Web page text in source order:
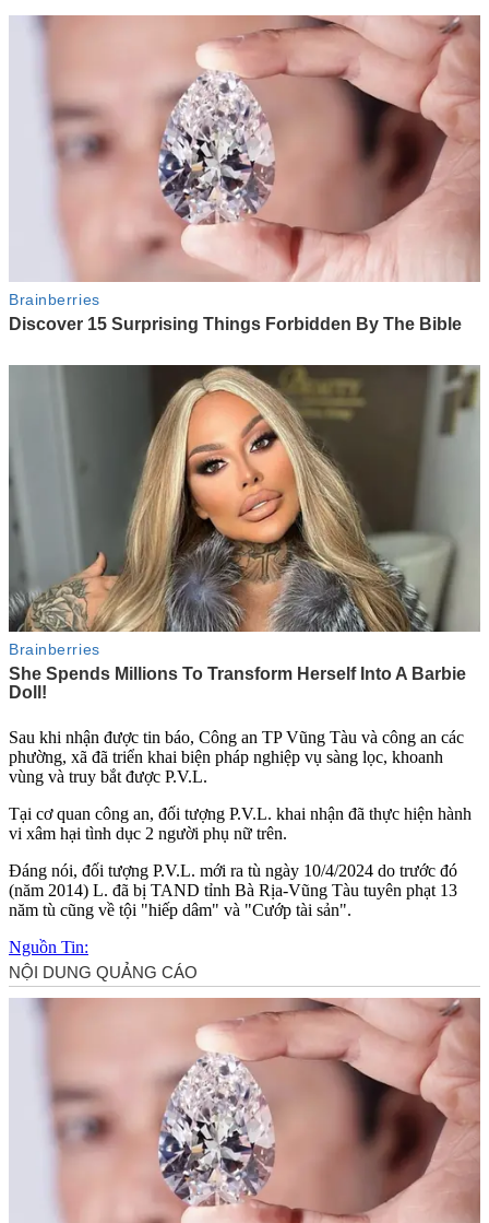
Sau khi nhận được tin báo, Công an TP Vũng Tàu và công an các
phường, xã đã triển khai biện pháp nghiệp vụ sàng lọc, khoanh
vùng và truy bắt được P.V.L.
Tại cơ quan công an, đối tượng P.V.L. khai nhận đã thực hiện hành
vi xâ‌ּm hạ‌ּi tìn‌ּh dụ‌ּc 2 người phụ nữ trên.
Đáng nói, đối tượng P.V.L. mới ra tù ngày 10/4/2024 do trước đó
(năm 2014) L. đã bị TAND tỉnh Bà Rịa-Vũng Tàu tuyên phạt 13
năm tù cũng về tội "hiế‌ּp dâ‌ּm" và "Cướp tài sản".
Nguồn Tin: